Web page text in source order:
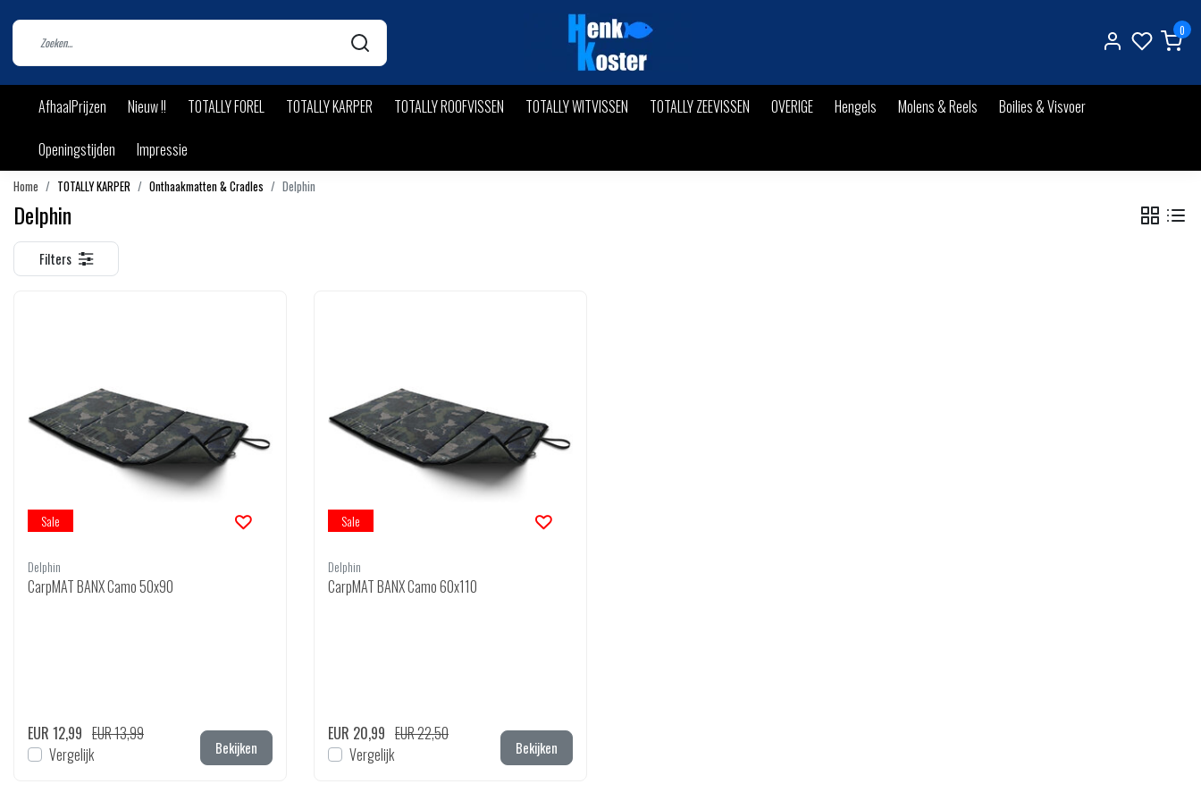
0
AfhaalPrijzen Nieuw !! TOTALLY FOREL TOTALLY KARPER TOTALLY ROOFVISSEN TOTALLY WITVISSEN TOTALLY ZEEVISSEN OVERIGE Hengels Molens & Reels
Boilies & Visvoer
Openingstijden
Impressie
Home TOTALLY KARPER Onthaakmatten & Cradles Delphin
Delphin
Filters
Sale
Delphin
CarpMAT BANX Camo 50x90
EUR 12,99 EUR 13,99
Vergelijk
Bekijken
Sale
Delphin
CarpMAT BANX Camo 60x110
EUR 20,99 EUR 22,50
Vergelijk
Bekijken